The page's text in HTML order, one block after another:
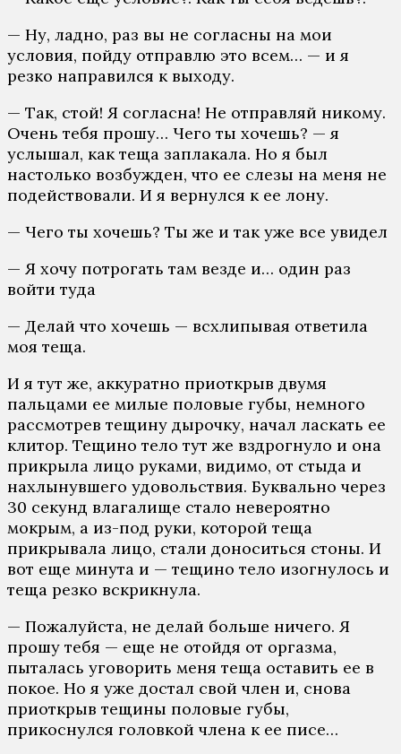
— Ну, ладно, раз вы не согласны на мои
условия, пойду отправлю это всем… — и я
резко направился к выходу.
— Так, стой! Я согласна! Не отправляй никому.
Очень тебя прошу… Чего ты хочешь? — я
услышал, как теща заплакала. Но я был
настолько возбужден, что ее слезы на меня не
подействовали. И я вернулся к ее лону.
— Чего ты хочешь? Ты же и так уже все увидел
— Я хочу потрогать там везде и… один раз
войти туда
— Делай что хочешь — всхлипывая ответила
моя теща.
И я тут же, аккуратно приоткрыв двумя
пальцами ее милые половые губы, немного
рассмотрев тещину дырочку, начал ласкать ее
клитор. Тещино тело тут же вздрогнуло и она
прикрыла лицо руками, видимо, от стыда и
нахлынувшего удовольствия. Буквально через
30 секунд влагалище стало невероятно
мокрым, а из-под руки, которой теща
прикрывала лицо, стали доноситься стоны. И
вот еще минута и — тещино тело изогнулось и
теща резко вскрикнула.
— Пожалуйста, не делай больше ничего. Я
прошу тебя — еще не отойдя от оргазма,
пыталась уговорить меня теща оставить ее в
покое. Но я уже достал свой член и, снова
приоткрыв тещины половые губы,
прикоснулся головкой члена к ее писе…